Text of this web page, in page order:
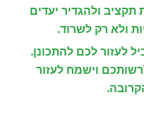
ולהגדיר יעדים
ולא רק לשרוד.
לעזור לכם להתכונן.
וישמח לעזור